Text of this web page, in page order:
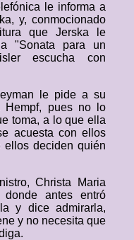
le informa a
y, conmocionado
que Jerska le
"Sonata para un
escucha con
le pide a su
pues no lo
toma, a lo que ella
acuesta con ellos
ellos deciden quién
Christa Maria
antes entró
y dice admirarla,
y no necesita que